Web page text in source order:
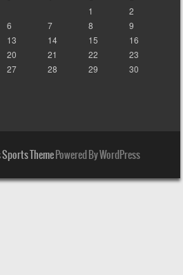
1
2
6 7 8
9
13 14 15
16
20 21 22
23
27 28 29
30
ThemePowered By WordPress